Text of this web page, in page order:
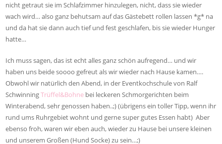
nicht getraut sie im Schlafzimmer hinzulegen, nicht, dass sie wieder
wach wird… also ganz behutsam auf das Gästebett rollen lassen *g* na
und da hat sie dann auch tief und fest geschlafen, bis sie wieder Hunger
hatte…
Ich muss sagen, das ist echt alles ganz schön aufregend… und wir
haben uns beide soooo gefreut als wir wieder nach Hause kamen….
Obwohl wir natürlich den Abend, in der Eventkochschule von Ralf
SchwinningTrüffel&Bohne bei leckeren Schmorgerichten beim
Winterabend, sehr genossen haben..;) (übrigens ein toller Tipp, wenn ihr
rund ums Ruhrgebiet wohnt und gerne super gutes Essen habt) Aber
ebenso froh, waren wir eben auch, wieder zu Hause bei unsere kleinen
und unserem Großen (Hund Socke) zu sein…;)